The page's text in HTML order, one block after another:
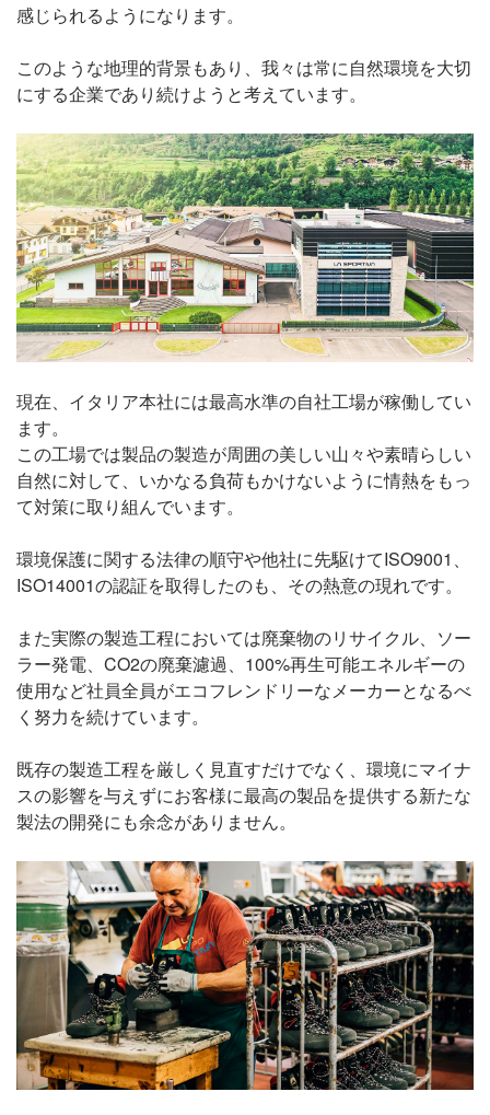
感じられるようになります。
このような地理的背景もあり、我々は常に自然環境を大切
にする企業であり続けようと考えています。
現在、イタリア本社には最高水準の自社工場が稼働してい
ます。
この工場では製品の製造が周囲の美しい山々や素晴らしい
自然に対して、いかなる負荷もかけないように情熱をもっ
て対策に取り組んでいます。
環境保護に関する法律の順守や他社に先駆けてISO9001、
ISO14001の認証を取得したのも、その熱意の現れです。
また実際の製造工程においては廃棄物のリサイクル、ソー
ラー発電、CO2の廃棄濾過、100%再生可能エネルギーの
使用など社員全員がエコフレンドリーなメーカーとなるべ
く努力を続けています。
既存の製造工程を厳しく見直すだけでなく、環境にマイナ
スの影響を与えずにお客様に最高の製品を提供する新たな
製法の開発にも余念がありません。